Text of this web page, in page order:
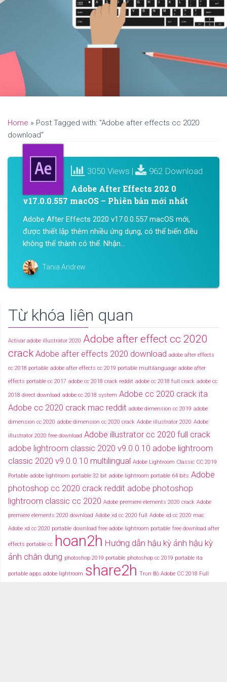
Home » Post Tagged with: "Adobe after effects cc 2020
download"
3050 Views | 962 Download
Adobe After Effects 202 0
v17.0.0.557 macOS – Phiên bản mới nhất
Adobe After Effects 2020 v17.0.0.557 macOS mới,
được thiết lập thêm nhiều ứng dụng, có thể biến điều
không thể thành có thể. Nhận...
Tania Andrew
Từ khóa liên quan
Activar adobe illustrator 2020 Adobe after effect cc 2020
crack Adobe after effects 2020 download adobe after effects
cc 2018 portable adobe after effects cc 2019 portable multilanguage adobe after
effects portable cc 2017 adobe cc 2018 crack reddit adobe cc 2018 full crack adobe cc
2018 direct download adobe cc 2018 system Adobe cc 2020 crack ita
Adobe cc 2020 crack mac reddit adobe dimension cc 2019 adobe
dimension cc 2020 adobe dimension cc 2020 crack Adobe illustrator 2020 Adobe
illustrator 2020 free download Adobe illustrator cc 2020 full crack
adobe lightroom classic 2020 v9.0.0.10 adobe lightroom
classic 2020 v9.0.0.10 multilingual Adobe Lightroom Classic CC 2019
Portable adobe lightroom portable 32 bit adobe lightroom portable 64 bits Adobe
photoshop cc 2020 crack reddit adobe photoshop
lightroom classic cc 2020 Adobe premiere elements 2020 crack Adobe
premiere elements 2020 download Adobe xd cc 2020 full Adobe xd cc 2020 mac
Adobe xd cc 2020 portable download free adobe lightroom portable free download after
effects portable cc hoan2h Hướng dẫn hậu kỳ ảnh hậu kỳ
ảnh chân dung photoshop 2019 portable photoshop cc 2019 portable ita
portable apps adobe lightroom share2h Trọn Bộ Adobe CC 2018 Full